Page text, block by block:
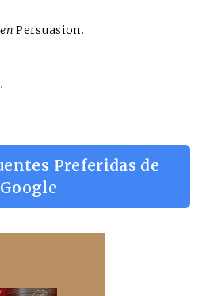
Persuasion.
Preferidas de
Google